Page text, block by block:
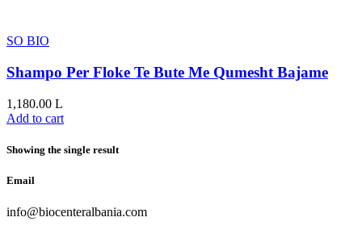
SO BIO
Shampo Per Floke Te Bute Me Qumesht Bajame
1,180.00 L
Add to cart
Showing the single result
Email
info@biocenteralbania.com